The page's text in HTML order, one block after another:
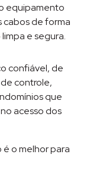
equipamento
de forma
e segura.
confiável, de
controle,
que
acesso dos
o melhor para